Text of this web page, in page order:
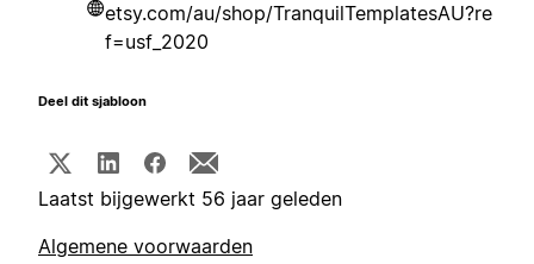
etsy.com/au/shop/TranquilTemplatesAU?re
f=usf_2020
Deel dit sjabloon
Laatst bijgewerkt 56 jaar geleden
Algemene voorwaarden